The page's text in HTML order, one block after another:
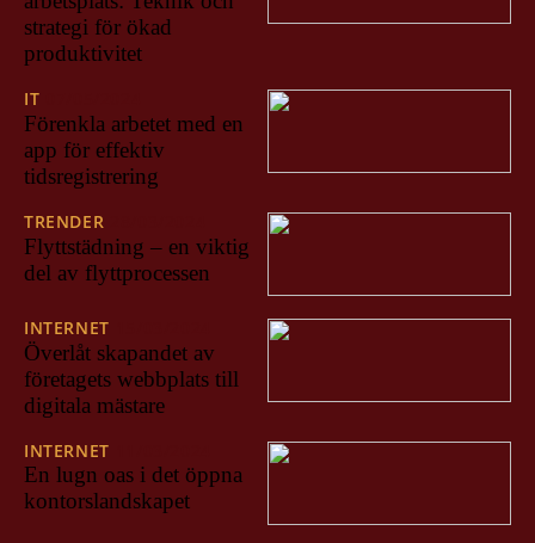
strategi för ökad
produktivitet
IT
Förenkla arbetet med en
app för effektiv
tidsregistrering
TRENDER
Flyttstädning – en viktig
del av flyttprocessen
INTERNET
Överlåt skapandet av
företagets webbplats till
digitala mästare
INTERNET
En lugn oas i det öppna
kontorslandskapet